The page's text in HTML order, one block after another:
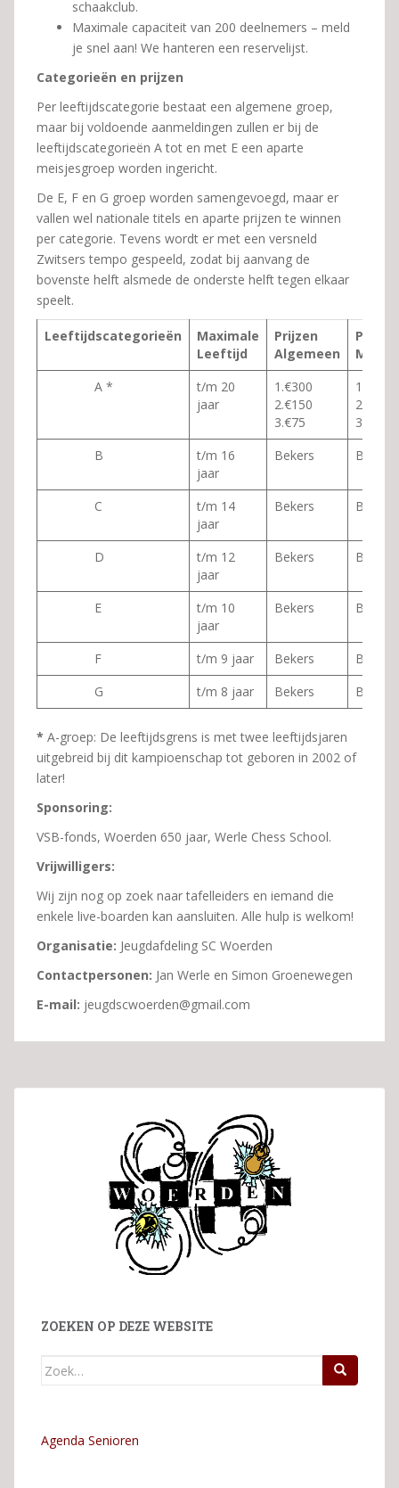
schaakclub.
Maximale capaciteit van 200 deelnemers – meld
je snel aan! We hanteren een reservelijst.
Categorieën en prijzen
Per leeftijdscategorie bestaat een algemene groep,
maar bij voldoende aanmeldingen zullen er bij de
leeftijdscategorieën A tot en met E een aparte
meisjesgroep worden ingericht.
De E, F en G groep worden samengevoegd, maar er
vallen wel nationale titels en aparte prijzen te winnen
per categorie. Tevens wordt er met een versneld
Zwitsers tempo gespeeld, zodat bij aanvang de
bovenste helft alsmede de onderste helft tegen elkaar
speelt.
Leeftijdscategorieën
Maximale
Leeftijd
Prijzen
Algemeen
Prijzen
A *
t/m 20
jaar
1.€300
2.€150
3.€75
1.€ 100
2€50
3.€25
B
t/m 16
jaar
Bekers Bekers
C
t/m 14
jaar
Bekers Bekers
D
t/m 12
jaar
Bekers Bekers
E
t/m 10
jaar
Bekers Bekers
F t/m 9 jaar Bekers
Bekers
G
t/m 8 jaar Bekers Bekers
* A-groep: De leeftijdsgrens is met twee leeftijdsjaren
uitgebreid bij dit kampioenschap tot geboren in 2002 of
later!
Sponsoring:
VSB-fonds, Woerden 650 jaar, Werle Chess School.
Vrijwilligers:
Wij zijn nog op zoek naar tafelleiders en iemand die
enkele live-boarden kan aansluiten. Alle hulp is welkom!
Organisatie: Jeugdafdeling SC Woerden
Contactpersonen: Jan Werle en Simon Groenewegen
E-mail: jeugdscwoerden@gmail.com
ZOEKEN OP DEZE WEBSITE
Zoek
Agenda Senioren